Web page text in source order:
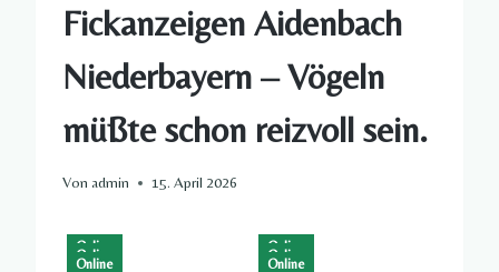
Fickanzeigen Aidenbach
Niederbayern – Vögeln
müßte schon reizvoll sein.
Von admin 15. April 2026
Online Online
Online Online
Online Online